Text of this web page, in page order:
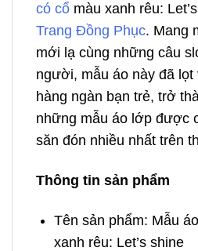
có cổ màu xanh rêu:
Trang Đồng Phục. Mang
mới lạ cùng những câu
người, mẫu áo này đã lọt
hàng ngàn bạn trẻ, trở
những mẫu áo lớp được
săn đón nhiều nhất trên
Thông tin sản phẩm
Tên sản phẩm: Mẫu
xanh rêu: Let’s shine